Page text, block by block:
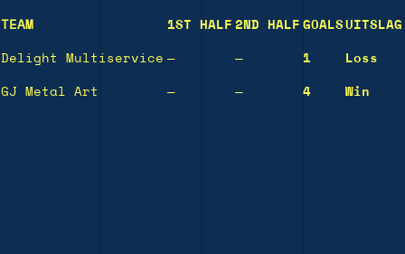
TEAM 1ST HALF 2ND HALF GOALS UITSLAG
Delight Multiservice — — 1 Loss
GJ Metal Art — — 4 Win